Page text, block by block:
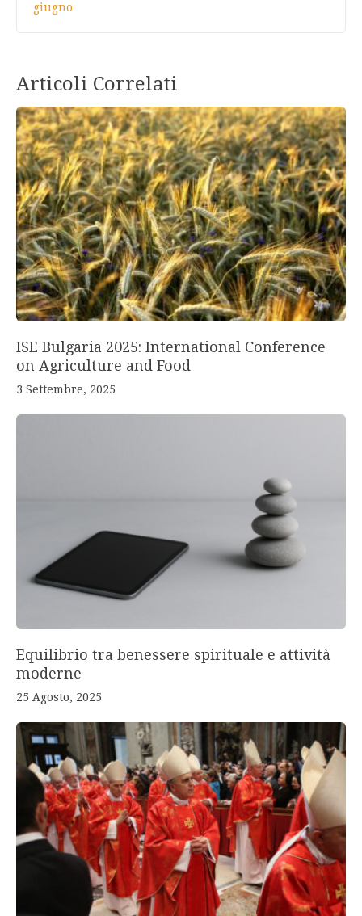
giugno
Articoli Correlati
ISE Bulgaria 2025: International Conference
on Agriculture and Food
3 Settembre, 2025
Equilibrio tra benessere spirituale e attività
moderne
25 Agosto, 2025